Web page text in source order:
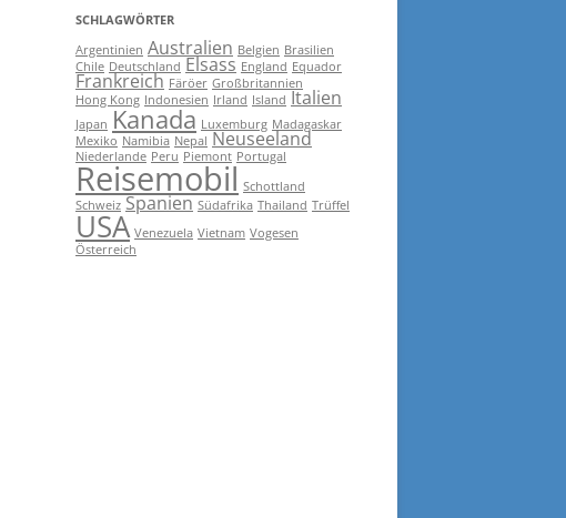
SCHLAGWÖRTER
Argentinien Australien Belgien Brasilien
Chile Deutschland Elsass England Equador
Frankreich Färöer Großbritannien
Hong Kong Indonesien Irland Island Italien
Japan Kanada Luxemburg Madagaskar
Mexiko Namibia Nepal Neuseeland
Niederlande Peru Piemont Portugal
Reisemobil Schottland
Schweiz Spanien Südafrika Thailand Trüffel
USA Venezuela Vietnam Vogesen
Österreich